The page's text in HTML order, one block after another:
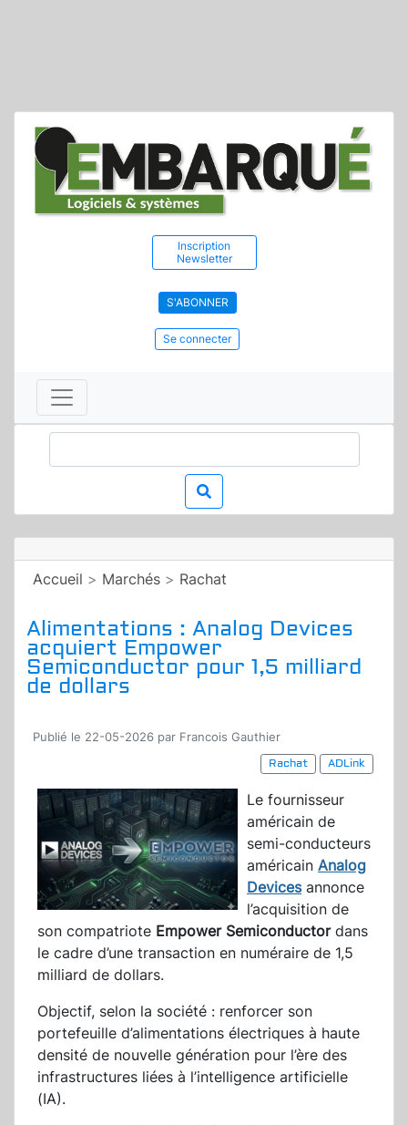
Inscription
Newsletter
S'ABONNER
Se connecter
Accueil > Marchés > Rachat
Alimentations : Analog Devices
acquiert Empower
Semiconductor pour 1,5 milliard
de dollars
Publié le 22-05-2026 par Francois Gauthier
Rachat
ADLink
Le fournisseur
américain de
semi-conducteurs
américain Analog
Devicesannonce
l’acquisition de
son compatriote Empower Semiconductordans
le cadre d’une transaction en numéraire de 1,5
milliard de dollars.
Objectif, selon la société : renforcer son
portefeuille d’alimentations électriques à haute
densité de nouvelle génération pour l’ère des
infrastructures liées à l’intelligence artificielle
(IA).